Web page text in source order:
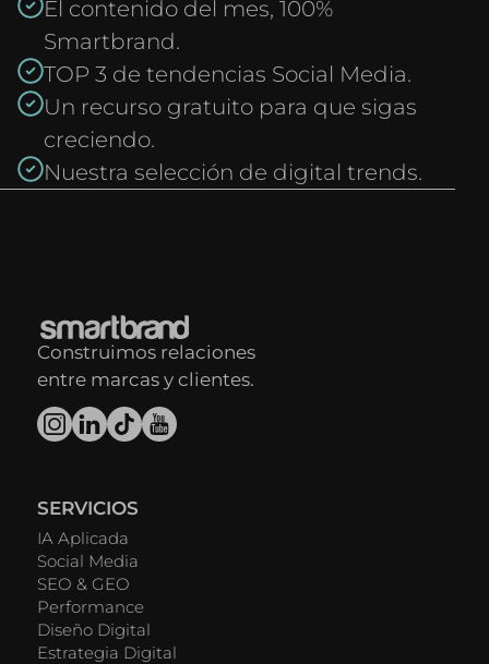
El contenido del mes, 100%
Smartbrand.
TOP 3 de tendencias Social Media.
Un recurso gratuito para que sigas
creciendo.
Nuestra selección de digital trends.
Construimos relaciones
entre marcas y clientes.
SERVICIOS
IA Aplicada
Social Media
SEO & GEO
Performance
Diseño Digital
Estrategia Digital